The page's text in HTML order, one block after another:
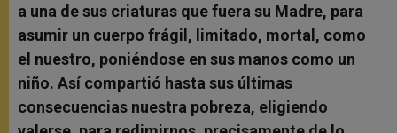
a una de sus criaturas que fuera su Madre, para
asumir un cuerpo frágil, limitado, mortal, como
el nuestro, poniéndose en sus manos como un
niño. Así compartió hasta sus últimas
consecuencias nuestra pobreza, eligiendo